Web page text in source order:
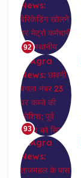
92
93